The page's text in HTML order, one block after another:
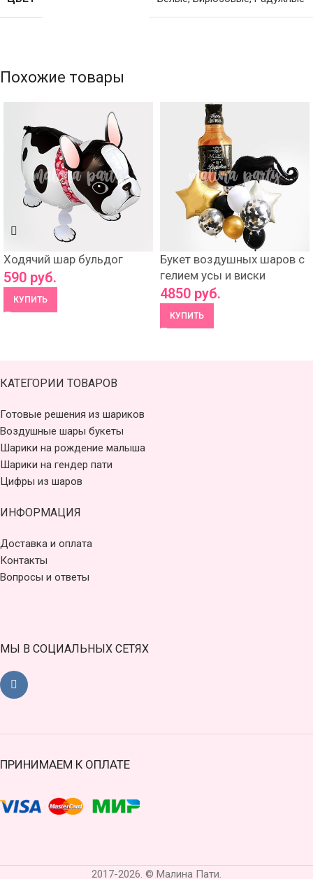
Похожие товары
Ходячий шар бульдог
590 руб.
КУПИТЬ
Букет воздушных шаров с
гелием усы и виски
4850 руб.
КУПИТЬ
КАТЕГОРИИ ТОВАРОВ
Готовые решения из шариков
Воздушные шары букеты
Шарики на рождение малыша
Шарики на гендер пати
Цифры из шаров
ИНФОРМАЦИЯ
Доставка и оплата
Контакты
Вопросы и ответы
МЫ В СОЦИАЛЬНЫХ СЕТЯХ
ПРИНИМАЕМ К ОПЛАТЕ
2017-2026. © Малина Пати.